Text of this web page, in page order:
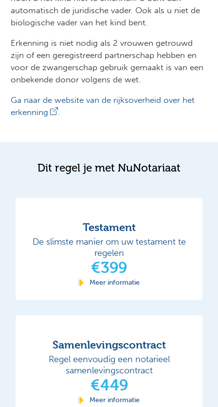
automatisch de juridische vader. Ook als u niet de
biologische vader van het kind bent.
Erkenning is niet nodig als 2 vrouwen getrouwd
zijn of een geregistreerd partnerschap hebben en
voor de zwangerschap gebruik gemaakt is van een
onbekende donor volgens de wet.
Ga naar de website van de rijksoverheid over het
erkenning
.
Dit regel je met NuNotariaat
Testament
De slimste manier om uw testament te
regelen
€399
Meer informatie
Samenlevingscontract
Regel eenvoudig een notarieel
samenlevingscontract
€449
Meer informatie